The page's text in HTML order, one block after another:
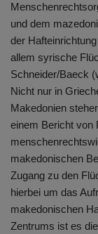
und dem
der
allem syrische
Schneider/Baeck
Nicht nur in
Makedonien
einem Bericht von
makedonischen
Zugang zu den
hierbei um das
makedonischen
Zentrums ist es